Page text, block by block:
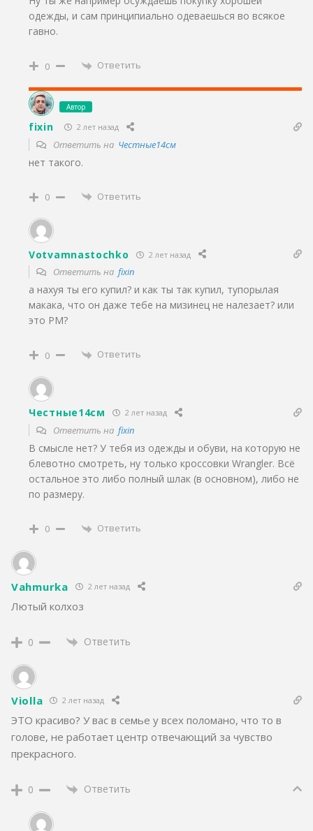
одежды, и сам принципиально одеваешься во всякое
гавно.
0 Ответить
Автор
fixin 2 лет назад
Ответить на Честные14см
нет такого.
0 Ответить
Votvamnastochko 2 лет назад
Ответить на fixin
а нахуя ты его купил? и как ты так купил, тупорылая
макака, что он даже тебе на мизинец не налезает? или
это РМ?
0 Ответить
Честные14см 2 лет назад
Ответить на fixin
В смысле нет? У тебя из одежды и обуви, на которую не
блевотно смотреть, ну только кроссовки Wrangler. Всё
остальное это либо полный шлак (в основном), либо не
по размеру.
0 Ответить
Vahmurka 2 лет назад
Лютый колхоз
0 Ответить
Violla 2 лет назад
ЭТО красиво? У вас в семье у всех поломано, что то в
голове, не работает центр отвечающий за чувство
прекрасного.
0 Ответить